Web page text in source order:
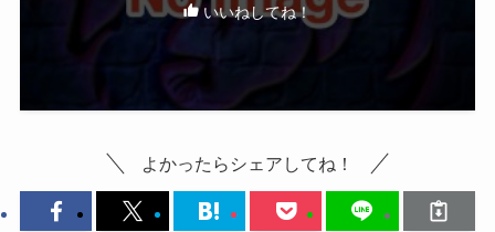
いいねしてね！
よかったらシェアしてね！